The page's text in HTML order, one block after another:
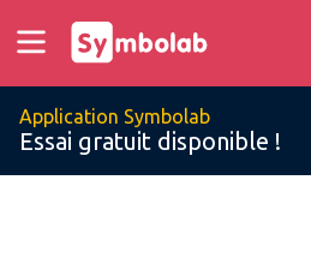
Application Symbolab
Essai gratuit disponible !